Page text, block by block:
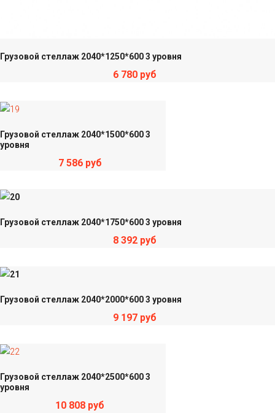
Грузовой стеллаж 2040*1250*600 3 уровня
6 780 руб
Грузовой стеллаж 2040*1500*600 3
уровня
7 586 руб
Грузовой стеллаж 2040*1750*600 3 уровня
8 392 руб
Грузовой стеллаж 2040*2000*600 3 уровня
9 197 руб
Грузовой стеллаж 2040*2500*600 3
уровня
10 808 руб